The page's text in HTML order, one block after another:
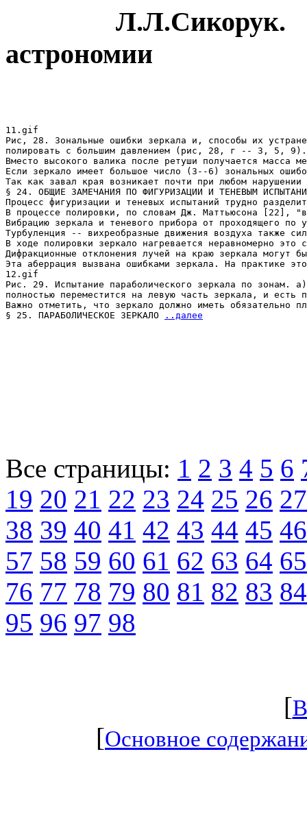
Л.Л.Сикорук.
астрономии
11.gif
Рис, 28. Зональные ошибки зеркала и, способы их
полировать с большим давлением (рис, 28, г -- 3, 5, 9).
Вместо высокого валика после ретуши получается масса
Если зеркало имеет большое число (3--6) зональных
Так как завал края возникает почти при любом
§ 24. ОБЩИЕ ЗАМЕЧАНИЯ ПО ФИГУРИЗАЦИИ И ТЕНЕВЫМ
Процесс фигуризации и теневых испытаний трудно
В процессе полировки, по словам Дж. Маттьюсона [22],
Вибрацию зеркала и теневого прибора от проходящего
Турбуленция -- вихреобразные движения воздуха также
В ходе полировки зеркало нагревается неравномерно
Дифракционные отклонения лучей на краю зеркала
Эта аберрация вызвана ошибками зеркала. На практике
12.gif
Рис. 29. Испытание параболического зеркала по зонам.
полностью переместится на левую часть зеркала, и
Важно отметить, что зеркало должно иметь обязательно
§ 25. ПАРАБОЛИЧЕСКОЕ ЗЕРКАЛО
..далее
Все страницы: 1 2 3 4 5 6
19 20 21 22 23 24 25 26 27
38 39 40 41 42 43 44 45 46
57 58 59 60 61 62 63 64 65
76 77 78 79 80 81 82 83 84
95 96 97 98
[
[Основное